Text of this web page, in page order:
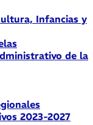
Infancias y
de la
2023-2027